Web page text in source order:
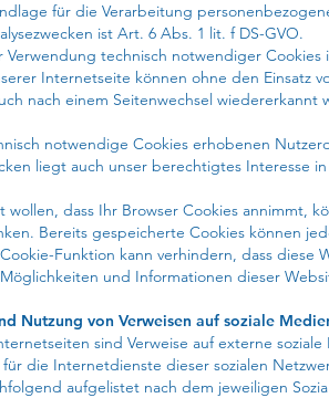
für die Verarbeitung
ist Art. 6 Abs. 1 lit. f DS-GVO.
Verwendung technisch notwendiger
Internetseite können ohne den Einsatz
nach einem Seitenwechsel wiedererkannt
notwendige Cookies erhobenen
liegt auch unser berechtigtes Interesse
wollen, dass Ihr Browser Cookies annimmt,
Bereits gespeicherte Cookies können
Funktion kann verhindern, dass
und Informationen dieser
Nutzung von Verweisen auf soziale
sind Verweise auf externe
die Internetdienste dieser sozialen
aufgelistet nach dem jeweiligen